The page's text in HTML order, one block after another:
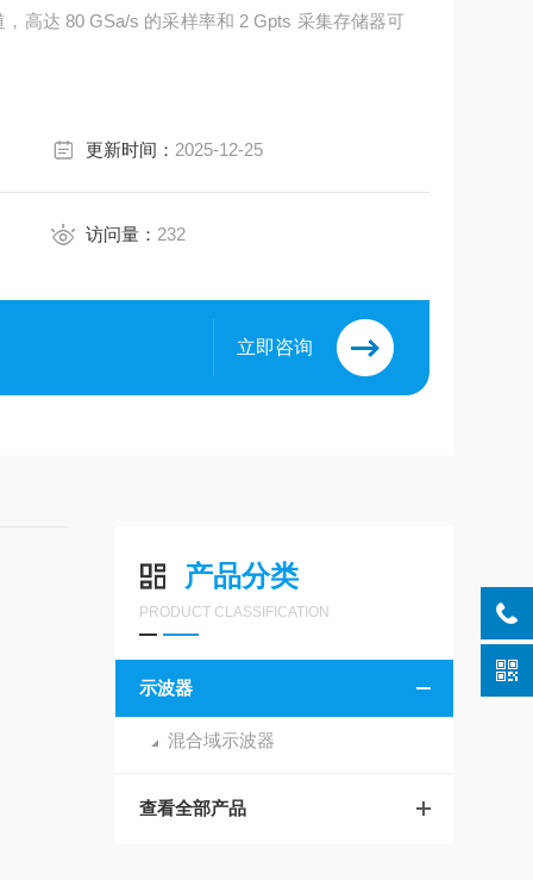
高达 80 GSa/s 的采样率和 2 Gpts 采集存储器可
更新时间： 2025-12-25
访问量： 232
立即咨询
产品分类
PRODUCT CLASSIFICATION
示波器
混合域示波器
查看全部产品